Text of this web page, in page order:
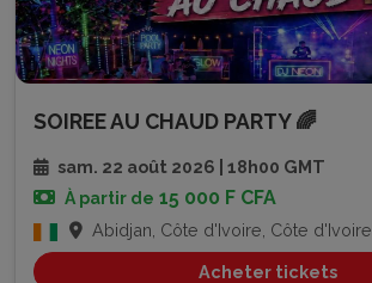
SOIREE AU CHAUD PARTY 🌈
sam. 22 août 2026 | 18h00 GMT
À partir de 15 000 F CFA
Abidjan, Côte d'Ivoire, Côte d'Ivoire
Acheter tickets